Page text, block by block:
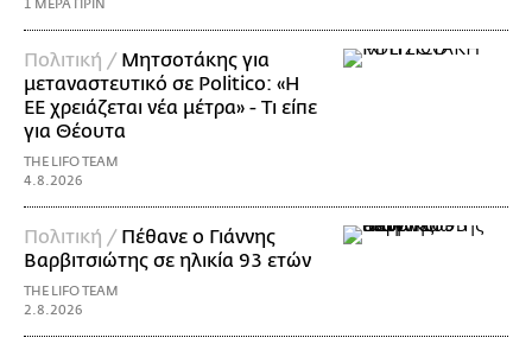
1 ΜΕΡΑ ΠΡΙΝ
Πολιτική / Μητσοτάκης για
μεταναστευτικό σε Politico: «Η
ΕΕ χρειάζεται νέα μέτρα» - Τι είπε
για Θέουτα
THE LIFO TEAM
4.8.2026
Πολιτική / Πέθανε ο Γιάννης
Βαρβιτσιώτης σε ηλικία 93 ετών
THE LIFO TEAM
2.8.2026